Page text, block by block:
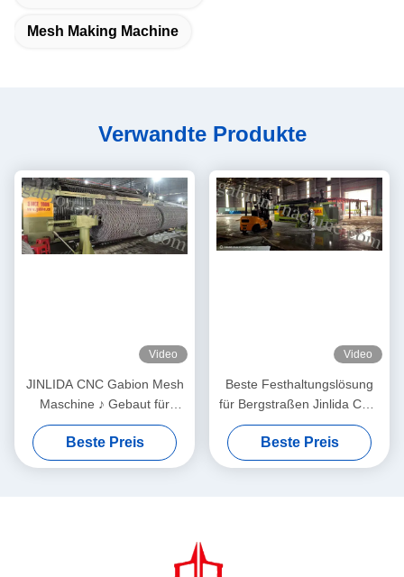
Mesh Making Machine
Verwandte Produkte
Video
JINLIDA CNC Gabion Mesh
Maschine ♪ Gebaut für
zuverlässige und profitable
Produktion
Beste Preis
Video
Beste Festhaltungslösung
für Bergstraßen Jinlida CNC
Gabion-Maschine unterstützt
weltweite Projekte zum
Schutz von Steilungen
Beste Preis